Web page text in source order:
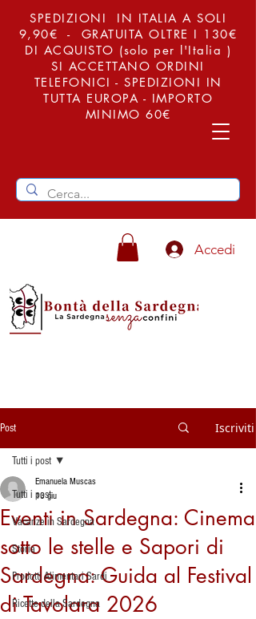
SPEDIZIONI IN ITALIA A SOLI
9,90€ - GRATUITA OLTRE I 130€
DI ACQUISTO (solo per l'Italia )
SI ACCETTANO ORDINI
TELEFONICI - SPEDIZIONI IN
TUTTA EUROPA - IMPORTO
MINIMO 60€
Accedi
Post Iscriviti
Tutti i post
Vacanze in Sardegna
Storia
Prodotti Alimentari Sardi
Ricette della Sardegna
Tutti i post
Eventi in Sardegna: Cinema
sotto le stelle e Sapori di
Sardegna: Guida al Festival
di Tavolara 2026
Emanuela Muscas
13 giu